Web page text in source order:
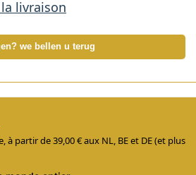
livraison
we bellen u terug
à partir de 39,00 € aux NL, BE et DE (et plus